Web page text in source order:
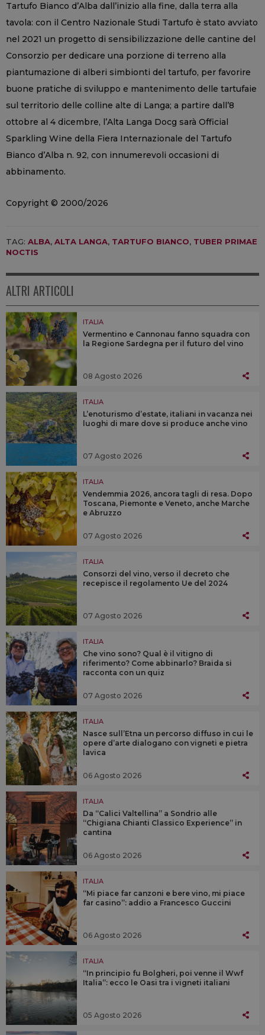
Tartufo Bianco d’Alba dall’inizio alla fine, dalla terra alla
tavola: con il Centro Nazionale Studi Tartufo è stato avviato
nel 2021 un progetto di sensibilizzazione delle cantine del
Consorzio per dedicare una porzione di terreno alla
piantumazione di alberi simbionti del tartufo, per favorire
buone pratiche di sviluppo e mantenimento delle tartufaie
sul territorio delle colline alte di Langa; a partire dall’8
ottobre al 4 dicembre, l’Alta Langa Docg sarà Official
Sparkling Wine della Fiera Internazionale del Tartufo
Bianco d’Alba n. 92, con innumerevoli occasioni di
abbinamento.
Copyright © 2000/2026
TAG: ALBA, ALTA LANGA, TARTUFO BIANCO, TUBER PRIMAE
NOCTIS
ALTRI ARTICOLI
ITALIA
Vermentino e Cannonau fanno squadra con
la Regione Sardegna per il futuro del vino
08 Agosto 2026
ITALIA
L’enoturismo d’estate, italiani in vacanza nei
luoghi di mare dove si produce anche vino
07 Agosto 2026
ITALIA
Vendemmia 2026, ancora tagli di resa. Dopo
Toscana, Piemonte e Veneto, anche Marche
e Abruzzo
07 Agosto 2026
ITALIA
Consorzi del vino, verso il decreto che
recepisce il regolamento Ue del 2024
07 Agosto 2026
ITALIA
Che vino sono? Qual è il vitigno di
riferimento? Come abbinarlo? Braida si
racconta con un quiz
07 Agosto 2026
ITALIA
Nasce sull’Etna un percorso diffuso in cui le
opere d’arte dialogano con vigneti e pietra
lavica
06 Agosto 2026
ITALIA
Da “Calici Valtellina” a Sondrio alle
“Chigiana Chianti Classico Experience” in
cantina
06 Agosto 2026
ITALIA
“Mi piace far canzoni e bere vino, mi piace
far casino”: addio a Francesco Guccini
06 Agosto 2026
ITALIA
“In principio fu Bolgheri, poi venne il Wwf
Italia”: ecco le Oasi tra i vigneti italiani
05 Agosto 2026